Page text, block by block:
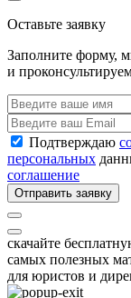
Оставьте заявку
Заполните форму,
и
Подтверждаю
персональных
соглашение
Отправить заявку
скачайте
самых полезных
для юристов и